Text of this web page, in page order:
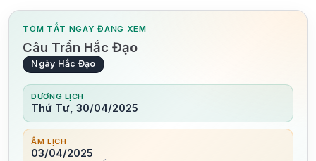
TÓM TẮT NGÀY ĐANG XEM
Câu Trần Hắc Đạo
Ngày Hắc Đạo
DƯƠNG LỊCH
Thứ Tư, 30/04/2025
ÂM LỊCH
03/04/2025